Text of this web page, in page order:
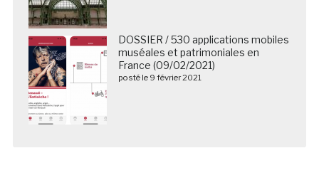
DOSSIER / 530 applications mobiles
muséales et patrimoniales en
France (09/02/2021)
posté le 9 février 2021